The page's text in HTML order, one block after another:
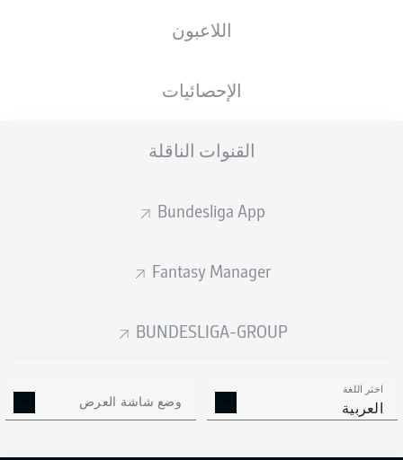
اللاعبون
الإحصائيات
القنوات الناقلة
Bundesliga App
Fantasy Manager
BUNDESLIGA-GROUP
اختر اللغة
العربية وضع شاشة العرض
12.02.2002
إحصائيات موسم 2022/2023
الافتكاكات الناجحة